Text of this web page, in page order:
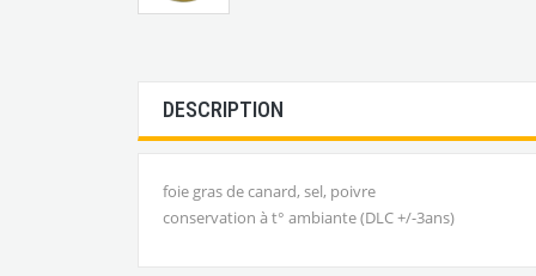
DESCRIPTION
foie gras de canard, sel, poivre
conservation à t° ambiante (DLC +/-3ans)